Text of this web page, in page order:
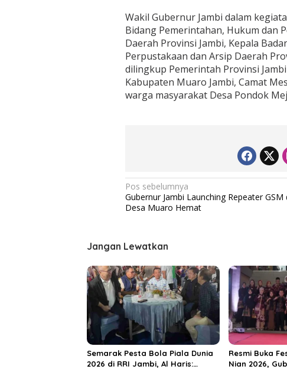
Wakil Gubernur Jambi dalam
Bidang Pemerintahan, Hukum dan
Daerah Provinsi Jambi, Kepala
Perpustakaan dan Arsip Daerah
dilingkup Pemerintah Provinsi
Kabupaten Muaro Jambi, Camat
warga masyarakat Desa Pondok
N
a
i
g
a
s
i
p
o
s
Pos sebelumnya
Gubernur Jambi Launching Repeater GSM
Desa Muaro Hemat
Jangan Lewatkan
Semarak Pesta Bola Piala Dunia
2026 di RRI Jambi, Al Haris:
Resmi Buka
Nian 2026,